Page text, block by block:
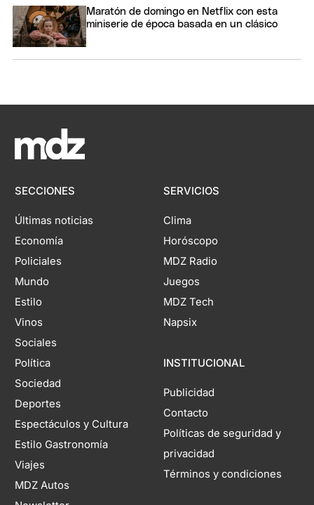
Maratón de domingo en Netflix con esta
miniserie de época basada en un clásico
SECCIONES
Últimas noticias
Economía
Policiales
Mundo
Estilo
Vinos
Sociales
Política
Sociedad
Deportes
Espectáculos y Cultura
Estilo Gastronomía
Viajes
MDZ Autos
SERVICIOS
Clima
Horóscopo
MDZ Radio
Juegos
MDZ Tech
Napsix
INSTITUCIONAL
Publicidad
Contacto
Políticas de seguridad y
privacidad
Términos y condiciones